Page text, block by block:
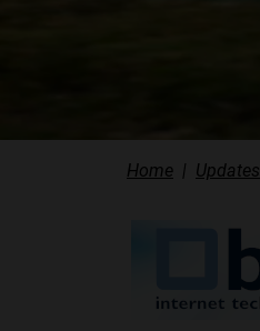
Home Updates